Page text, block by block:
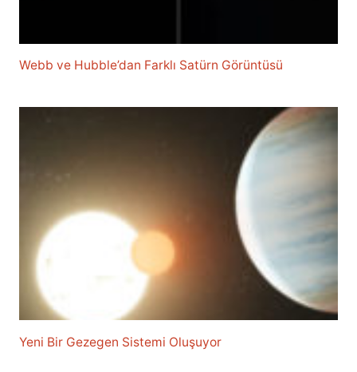
Webb ve Hubble’dan Farklı Satürn Görüntüsü
Yeni Bir Gezegen Sistemi Oluşuyor